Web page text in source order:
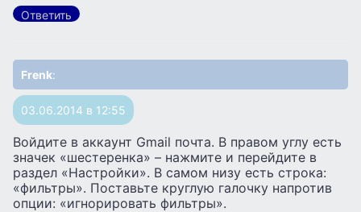
Ответить
Frenk:
03.06.2014 в 12:55
Войдите в аккаунт Gmail почта. В правом углу есть
значек «шестеренка» – нажмите и перейдите в
раздел «Настройки». В самом низу есть строка:
«фильтры». Поставьте круглую галочку напротив
опции: «игнорировать фильтры».